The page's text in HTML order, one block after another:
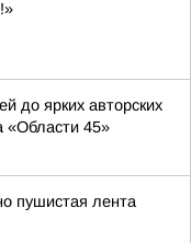
до ярких авторских
«Области 45»
пушистая лента